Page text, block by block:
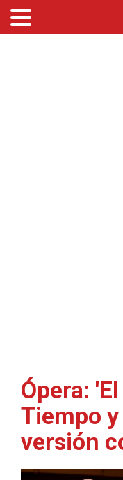
Ópera:
Tiempo
versión